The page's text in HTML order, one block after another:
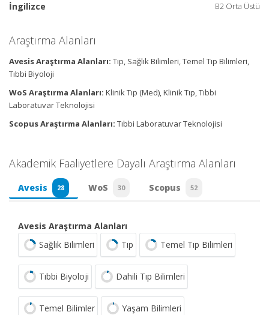
B2 Orta Üstü
İngilizce
Araştırma Alanları
Avesis Araştırma Alanları: Tıp, Sağlık Bilimleri, Temel Tıp Bilimleri,
Tıbbi Biyoloji
WoS Araştırma Alanları: Klinik Tıp (Med), Klinik Tıp, Tıbbi
Laboratuvar Teknolojisi
Scopus Araştırma Alanları: Tıbbi Laboratuvar Teknolojisi
Akademik Faaliyetlere Dayalı Araştırma Alanları
Avesis 28 WoS 30 Scopus 52
Avesis Araştırma Alanları
Sağlık Bilimleri
Tıp Temel Tıp Bilimleri
Tıbbi Biyoloji Dahili Tıp Bilimleri
Temel Bilimler Yaşam Bilimleri